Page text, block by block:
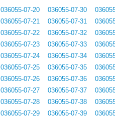
036055-07-20
036055-07-21
036055-07-22
036055-07-23
036055-07-24
036055-07-25
036055-07-26
036055-07-27
036055-07-28
036055-07-29
036055-07-30
036055-07-31
036055-07-32
036055-07-33
036055-07-34
036055-07-35
036055-07-36
036055-07-37
036055-07-38
036055-07-39